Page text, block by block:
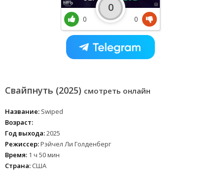
Свайпнуть (2025) смотреть онлайн
Название: Swiped
Возраст:
Год выхода:2025
Режиссер:Рэйчел Ли Голденберг
Время: 1 ч 50 мин
Страна: США
0
0
0